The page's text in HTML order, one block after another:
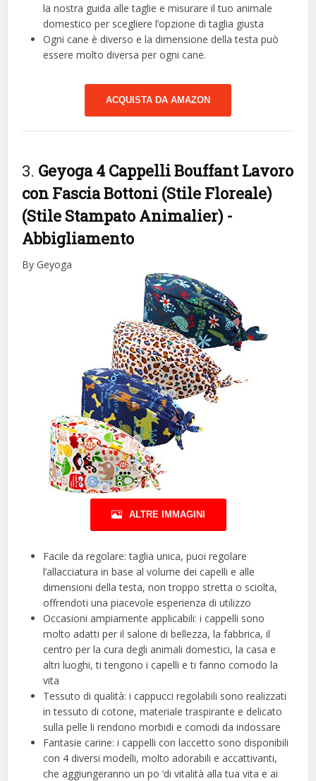
la nostra guida alle taglie e misurare il tuo animale
domestico per scegliere l’opzione di taglia giusta
Ogni cane è diverso e la dimensione della testa può
essere molto diversa per ogni cane.
ACQUISTA DA AMAZON
3. Geyoga 4 Cappelli Bouffant Lavoro
con Fascia Bottoni (Stile Floreale)
(Stile Stampato Animalier) -
Abbigliamento
By Geyoga
ALTRE IMMAGINI
Facile da regolare: taglia unica, puoi regolare
l’allacciatura in base al volume dei capelli e alle
dimensioni della testa, non troppo stretta o sciolta,
offrendoti una piacevole esperienza di utilizzo
Occasioni ampiamente applicabili: i cappelli sono
molto adatti per il salone di bellezza, la fabbrica, il
centro per la cura degli animali domestici, la casa e
altri luoghi, ti tengono i capelli e ti fanno comodo la
vita
Tessuto di qualità: i cappucci regolabili sono realizzati
in tessuto di cotone, materiale traspirante e delicato
sulla pelle li rendono morbidi e comodi da indossare
Fantasie carine: i cappelli con laccetto sono disponibili
con 4 diversi modelli, molto adorabili e accattivanti,
che aggiungeranno un po ‘di vitalità alla tua vita e ai